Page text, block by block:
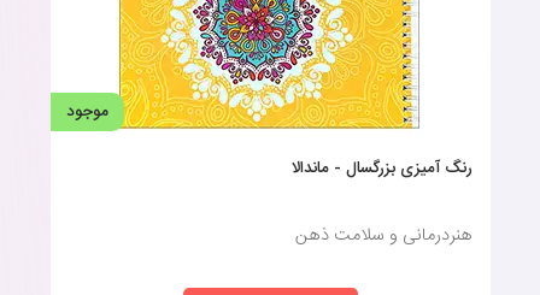
موجود
رنگ آمیزی بزرگسال - ماندالا
هنردرمانی و سلامت ذهن